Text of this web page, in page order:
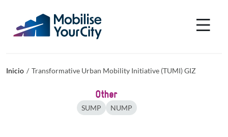
Inicio Transformative Urban Mobility Initiative (TUMI) GIZ
Other
SUMP NUMP